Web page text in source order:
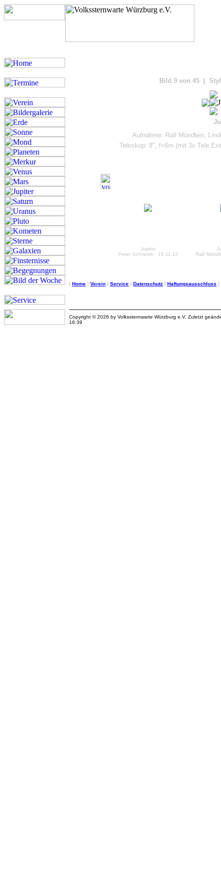
Bild 9 von 45 |
Aufnahme: Ralf Mündlein,
Teleskop: 8", f=6m (mit 3x Tele
Jupiter
Peter Schramm - 19.11.12
Ralf
| Home | Verein | Service | Datenschutz | Haftungsausschluss |
Copyright © 2026 by Volkssternwarte Würzburg e.V. Zuletzt
16:39